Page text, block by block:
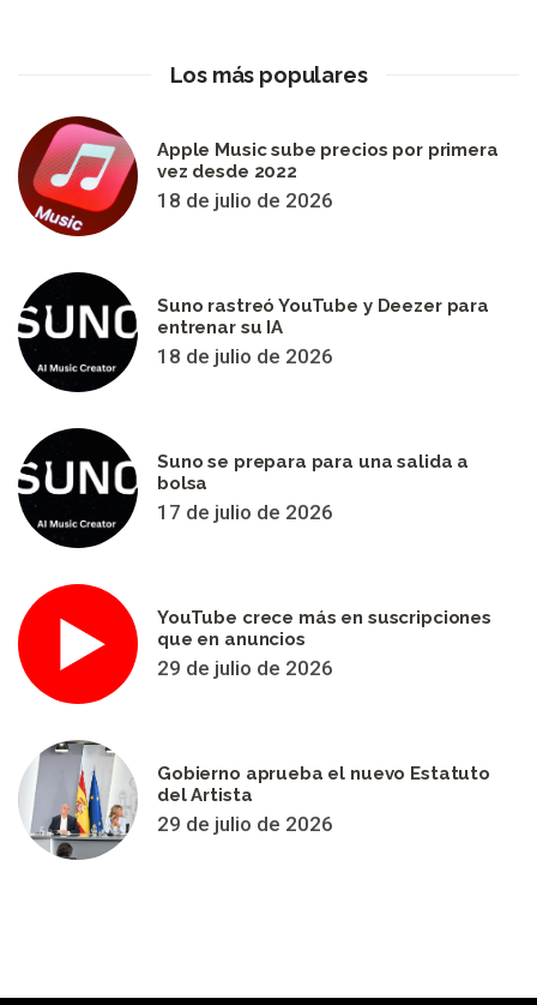
Los más populares
Apple Music sube precios por primera
vez desde 2022
18 de julio de 2026
Suno rastreó YouTube y Deezer para
entrenar su IA
18 de julio de 2026
Suno se prepara para una salida a
bolsa
17 de julio de 2026
YouTube crece más en suscripciones
que en anuncios
29 de julio de 2026
Gobierno aprueba el nuevo Estatuto
del Artista
29 de julio de 2026